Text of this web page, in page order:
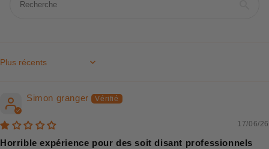
Sort by
Simon granger
17/06/26
Horrible expérience pour des soit disant professionnels